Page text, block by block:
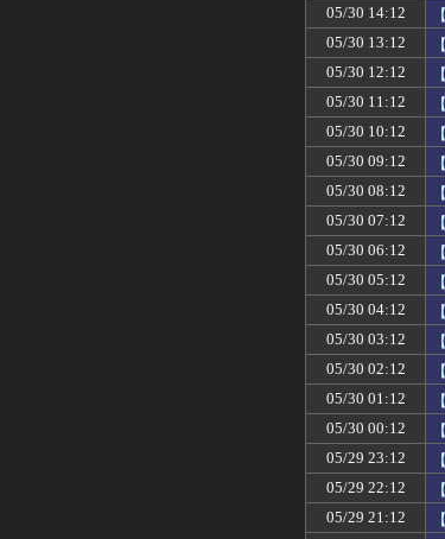
05/30 14:12
05/30 13:12
05/30 12:12
05/30 11:12
05/30 10:12
05/30 09:12
05/30 08:12
05/30 07:12
05/30 06:12
05/30 05:12
05/30 04:12
05/30 03:12
05/30 02:12
05/30 01:12
05/30 00:12
05/29 23:12
05/29 22:12
05/29 21:12